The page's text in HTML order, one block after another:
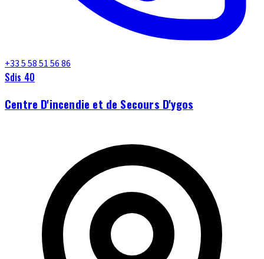
+33 5 58 51 56 86
Sdis 40
Centre D'incendie et de Secours D'ygos